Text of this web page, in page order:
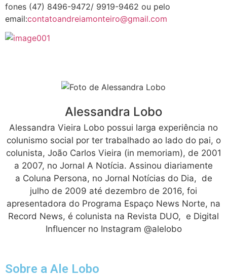
fones (47) 8496-9472/ 9919-9462 ou pelo
email:contatoandreiamonteiro@gmail.com
Alessandra Lobo
Alessandra Vieira Lobo possui larga experiência no
colunismo social por ter trabalhado ao lado do pai, o
colunista, João Carlos Vieira (in memoriam), de 2001
a 2007, no Jornal A Notícia. Assinou diariamente
a Coluna Persona, no Jornal Notícias do Dia, de
julho de 2009 até dezembro de 2016, foi
apresentadora do Programa Espaço News Norte, na
Record News, é colunista na Revista DUO, e Digital
Influencer no Instagram @alelobo
Sobre a Ale Lobo